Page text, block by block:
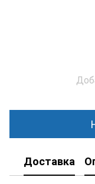
Доставка